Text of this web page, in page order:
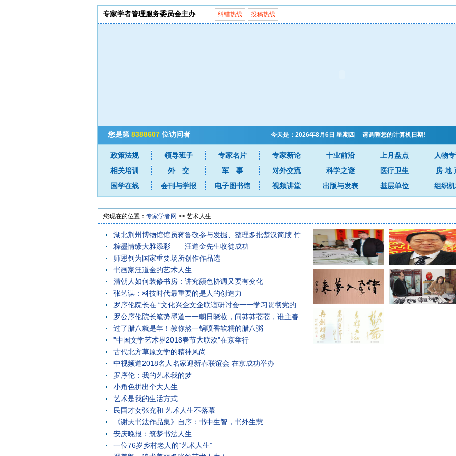
专家学者管理服务委员会主办 纠错热线 投稿热线
您是第 8388607 位访问者 今天是：2026年8月6日 星期四 请调整您的计算机日期!
政策法规 领导班子 专家名片 专家新论 十业前沿 上月盘点
人物
相关培训
外 交 军 事 对外交流 科学之谜 医疗卫生
房 地
国学在线
会刊与学报 电子图书馆 视频讲堂 出版与发表 基层单位 组织
您现在的位置： 专家学者网 >> 艺术人生
湖北荆州博物馆馆员蒋鲁敬参与发掘、整理多批楚汉简牍 竹
木之上，读简证史意兴长（文化中国行·感知文化里的中国·
关注冷门绝学）
粽墨情缘大雅添彩——汪道金先生收徒成功
师恩钊为国家重要场所创作作品选
书画家汪道金的艺术人生
清朝人如何装修书房：讲究颜色协调又要有变化
张艺谋：科技时代最重要的是人的创造力
罗序伦院长在 “文化兴企文企联谊研讨会一一学习贯彻党的
十九大精神，暨迎春书画展览会"上的致辞
罗公序伦院长笔势墨道一一朝日晓妆，问莽莽苍苍，谁主春
天？
过了腊八就是年！教你熬一锅喷香软糯的腊八粥
"中国文学艺术界2018春节大联欢"在京举行
古代北方草原文学的精神风尚
中视频道2018名人名家迎新春联谊会 在京成功举办
罗序伦：我的艺术我的梦
小角色拼出个大人生
艺术是我的生活方式
民国才女张充和 艺术人生不落幕
《谢天书法作品集》自序：书中生智，书外生慧
安庆晚报：筑梦书法人生
一位76岁乡村老人的“艺术人生”